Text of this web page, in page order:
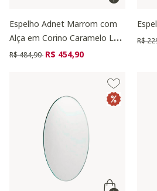
Espelho Adnet Marrom com
Alça em Corino Caramelo LED
- 50cm
Preço reduzido de
R$ 484,90 para
R$ 454,90
R$